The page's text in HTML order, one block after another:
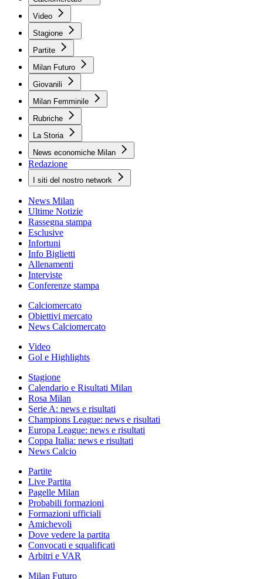
Video
Stagione
Partite
Milan Futuro
Giovanili
Milan Femminile
Rubriche
La Storia
News economiche Milan
Redazione
I siti del nostro network
News Milan
Ultime Notizie
Rassegna stampa
Esclusive
Infortuni
Info Biglietti
Allenamenti
Interviste
Conferenze stampa
Calciomercato
Obiettivi mercato
News Calciomercato
Video
Gol e Highlights
Stagione
Calendario e Risultati Milan
Rosa Milan
Serie A: news e risultati
Champions League: news e risultati
Europa League: news e risultati
Coppa Italia: news e risultati
News Calcio
Partite
Live Partita
Pagelle Milan
Probabili formazioni
Formazioni ufficiali
Amichevoli
Dove vedere la partita
Convocati e squalificati
Arbitri e VAR
Milan Futuro